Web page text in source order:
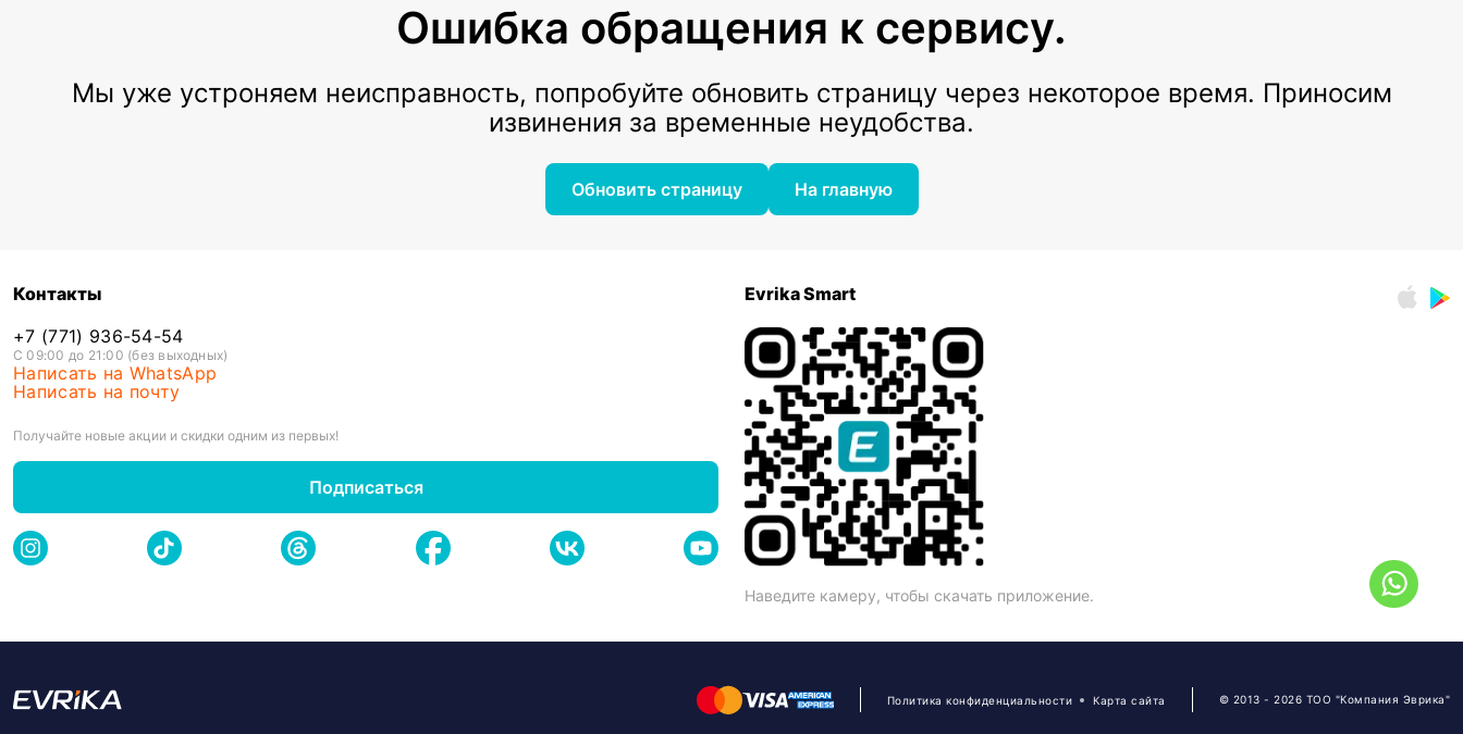
Ошибка обращения к сервису.
Мы уже устроняем неисправность, попробуйте обновить страницу через некоторое время. Приносим
извинения за временные неудобства.
Обновить страницу На главную
Контакты
+7 (771) 936-54-54
С 09:00 до 21:00 (без выходных)
Написать на WhatsApp
Написать на почту
Получайте новые акции и скидки одним из первых!
Подписаться
Evrika Smart
Наведите камеру, чтобы скачать приложение.
Политика конфиденциальности Карта сайта © 2013 - 2026 ТОО "Компания Эврика"